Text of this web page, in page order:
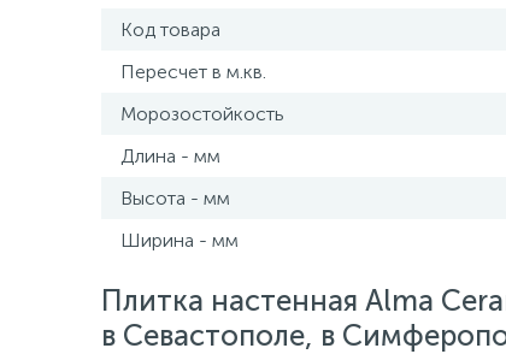
Код товара
Пересчет в м.кв.
Морозостойкость
Длина - мм
Высота - мм
Ширина - мм
Плитка настенная Alma
в Севастополе, в